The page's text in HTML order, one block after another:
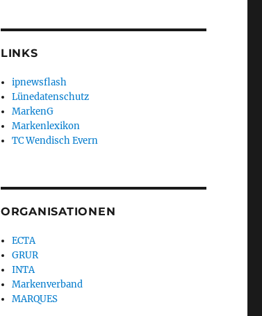
LINKS
ipnewsflash
Lünedatenschutz
MarkenG
Markenlexikon
TC Wendisch Evern
ORGANISATIONEN
ECTA
GRUR
INTA
Markenverband
MARQUES